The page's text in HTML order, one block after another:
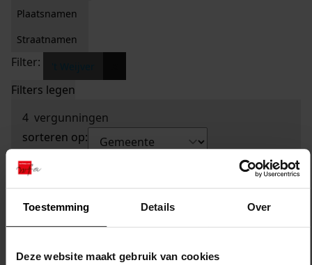
Toestemming Details Over
Deze website maakt gebruik van cookies
Plaatsnamen
Straatnamen
Filter:
Filters legen
4 vergunningen
sorteren op: